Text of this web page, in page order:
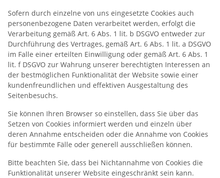
Sofern durch einzelne von uns eingesetzte Cookies auch
personenbezogene Daten verarbeitet werden, erfolgt die
Verarbeitung gemäß Art. 6 Abs. 1 lit. b DSGVO entweder zur
Durchführung des Vertrages, gemäß Art. 6 Abs. 1 lit. a DSGVO
im Falle einer erteilten Einwilligung oder gemäß Art. 6 Abs. 1
lit. f DSGVO zur Wahrung unserer berechtigten Interessen an
der bestmöglichen Funktionalität der Website sowie einer
kundenfreundlichen und effektiven Ausgestaltung des
Seitenbesuchs.
Sie können Ihren Browser so einstellen, dass Sie über das
Setzen von Cookies informiert werden und einzeln über
deren Annahme entscheiden oder die Annahme von Cookies
für bestimmte Fälle oder generell ausschließen können.
Bitte beachten Sie, dass bei Nichtannahme von Cookies die
Funktionalität unserer Website eingeschränkt sein kann.